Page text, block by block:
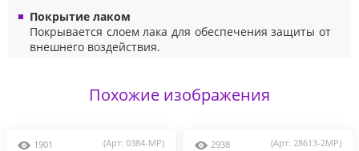
Покрытие лаком
Покрывается слоем лака для обеспечения защиты от
внешнего воздействия.
Похожие изображения
1901 (Арт: 0384-MP) 2938 (Арт: 28613-2MP)